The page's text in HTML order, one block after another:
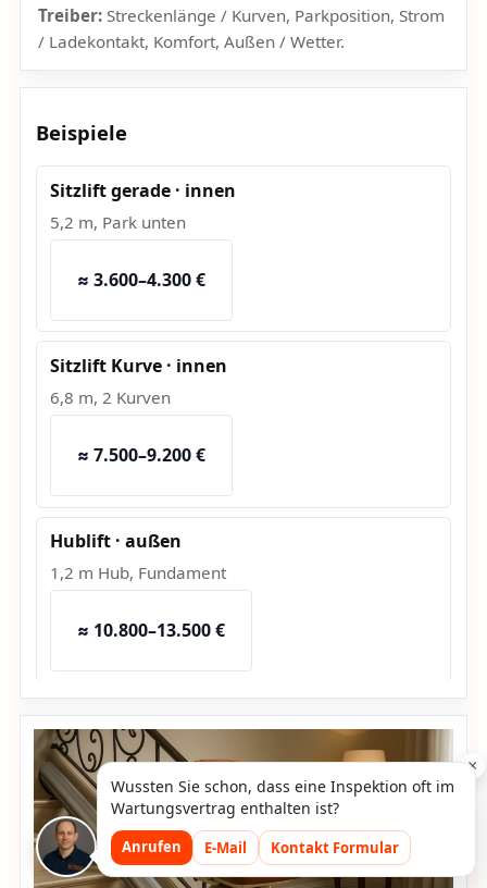
Treiber:Streckenlänge / Kurven, Parkposition, Strom
/ Ladekontakt, Komfort, Außen / Wetter.
Beispiele
Sitzlift gerade · innen
5,2 m, Park unten
≈ 3.600–4.300 €
Sitzlift Kurve · innen
6,8 m, 2 Kurven
≈ 7.500–9.200 €
Hublift · außen
1,2 m Hub, Fundament
≈ 10.800–13.500 €
×
Wussten Sie schon, dass eine Inspektion oft im
Wartungsvertrag enthalten ist?
Anrufen E-Mail Kontakt Formular